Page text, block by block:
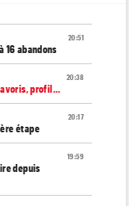
20:51
16 abandons
20:38
profil…
20:17
étape
19:59
depuis